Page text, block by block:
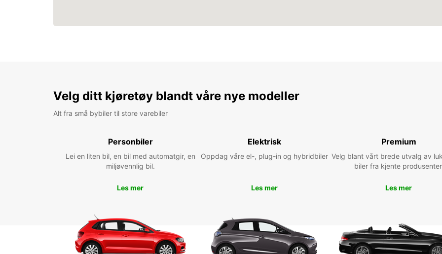
Velg ditt kjøretøy blandt våre nye modeller
Alt fra små bybiler til store varebiler
Personbiler
Lei en liten bil, en bil med automatgir, en
miljøvennlig bil.
Les mer
Elektrisk
Oppdag våre el-, plug-in og hybridbiler
Les mer
Premium
Velg blant vårt brede utvalg av
biler fra kjente
Les mer